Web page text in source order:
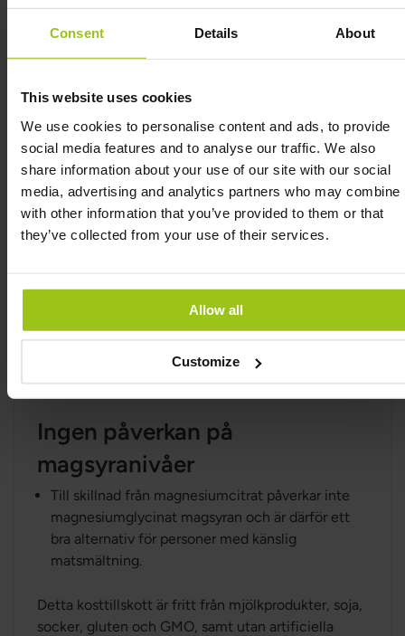
Consent Details About
This website uses cookies
We use cookies to personalise content and ads, to provide
social media features and to analyse our traffic. We also
share information about your use of our site with our social
media, advertising and analytics partners who may combine
with other information that you’ve provided to them or that
they’ve collected from your use of their services.
Allow all
Customize
Skonsamt för magen
laxerande effekt, vilket kan vara obehagligt för
vissa.
Magnesiumglycinat är en av de mest skonsamma
formerna och tolereras väl även av personer med
känslig mage.
Stödjer avslappning och sömn
effekt på nervsystemet, vilket kan bidra till bättre
Passar perfekt för personer med stressrelaterade
Ingen påverkan på
magsyranivåer
Till skillnad från magnesiumcitrat påverkar inte
magnesiumglycinat magsyran och är därför ett
bra alternativ för personer med känslig
matsmältning.
Detta kosttillskott är fritt från mjölkprodukter, soja,
socker, gluten och GMO, samt utan artificiella